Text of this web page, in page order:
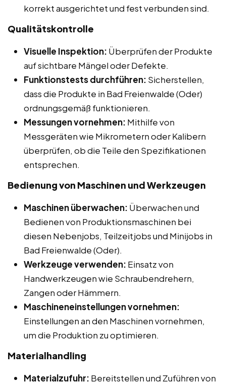
korrekt ausgerichtet und fest verbunden sind.
Qualitätskontrolle
Visuelle Inspektion: Überprüfen der Produkte
auf sichtbare Mängel oder Defekte.
Funktionstests durchführen: Sicherstellen,
dass die Produkte in Bad Freienwalde (Oder)
ordnungsgemäß funktionieren.
Messungen vornehmen: Mithilfe von
Messgeräten wie Mikrometern oder Kalibern
überprüfen, ob die Teile den Spezifikationen
entsprechen.
Bedienung von Maschinen und Werkzeugen
Maschinen überwachen: Überwachen und
Bedienen von Produktionsmaschinen bei
diesen Nebenjobs, Teilzeitjobs und Minijobs in
Bad Freienwalde (Oder).
Werkzeuge verwenden: Einsatz von
Handwerkzeugen wie Schraubendrehern,
Zangen oder Hämmern.
Maschineneinstellungen vornehmen:
Einstellungen an den Maschinen vornehmen,
um die Produktion zu optimieren.
Materialhandling
Materialzufuhr: Bereitstellen und Zuführen von